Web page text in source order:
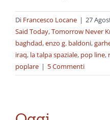
Di Francesco Locane | 27
Said Today,Tomorrow Never
baghdad,enzo g. baldoni,
iraq, la talpa spaziale, pop line,
poplare | 5 Commenti